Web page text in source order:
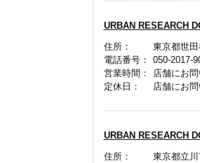
URBAN RESEARCH
住所：
東京都世
電話番号：
050-2017-
営業時間：
店舗にお
定休日：
店舗にお
URBAN RESEARCH
住所：
東京都立